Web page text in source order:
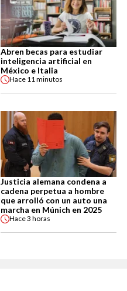
Abren becas para estudiar
inteligencia artificial en
México e Italia
Hace 11 minutos
Justicia alemana condena a
cadena perpetua a hombre
que arrolló con un auto una
marcha en Múnich en 2025
Hace3 horas